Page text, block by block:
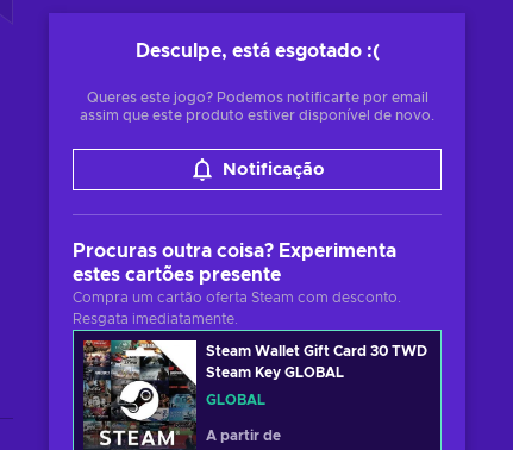
Desculpe, está esgotado :(
Queres este jogo? Podemos notificarte por email
assim que este produto estiver disponível de novo.
Notificação
Procuras outra coisa? Experimenta
estes cartões presente
Compra um cartão oferta Steam com desconto.
Resgata imediatamente.
Steam Wallet Gift Card 30 TWD
Steam Key GLOBAL
GLOBAL
A partir de